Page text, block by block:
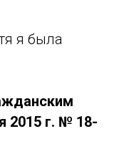
я была
2015 г. № 18-